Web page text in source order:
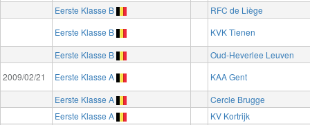
Eerste Klasse B
RFC de Liège
Eerste Klasse B
KVK Tienen
Eerste Klasse B
Oud-Heverlee Leuven
2009/02/21
Eerste Klasse A
KAA Gent
Eerste Klasse A
Cercle Brugge
Eerste Klasse A
KV Kortrijk